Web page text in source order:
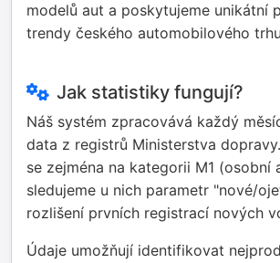
modelů aut a poskytujeme unikátní
trendy českého automobilového
Jak statistiky fungují?
Náš systém zpracovává každý
data z registrů Ministerstva
se zejména na kategorii M1 (osobní
sledujeme u nich parametr "nové/
rozlišení prvních registrací nových
Údaje umožňují identifikovat